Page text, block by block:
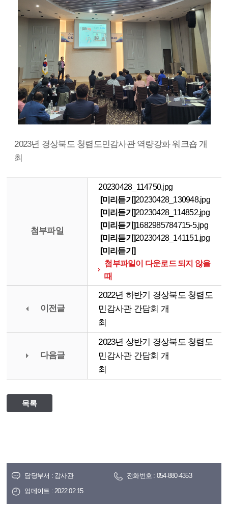
2023년 경상북도 청렴도민감사관 역량강화 워크숍 개
최
첨부파일
20230428_114750.jpg
[미리듣기]20230428_130948.jpg
[미리듣기]20230428_114852.jpg
[미리듣기]1682985784715-5.jpg
[미리듣기]20230428_141151.jpg
[미리듣기]
첨부파일이 다운로드 되지 않을
때
이전글
2022년 하반기 경상북도 청렴도
민감사관 간담회 개
최
다음글
2023년 상반기 경상북도 청렴도
민감사관 간담회 개
최
목록
담당부서 : 감사관
전화번호 : 054-880-4353
업데이트 : 2022.02.15